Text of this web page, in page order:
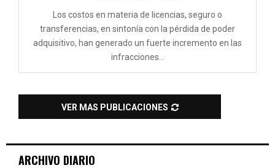
Los costos en materia de licencias, seguro o
transferencias, en sintonía con la pérdida de poder
adquisitivo, han generado un fuerte incremento en las
infracciones...
VER MAS PUBLICACIONES
ARCHIVO DIARIO